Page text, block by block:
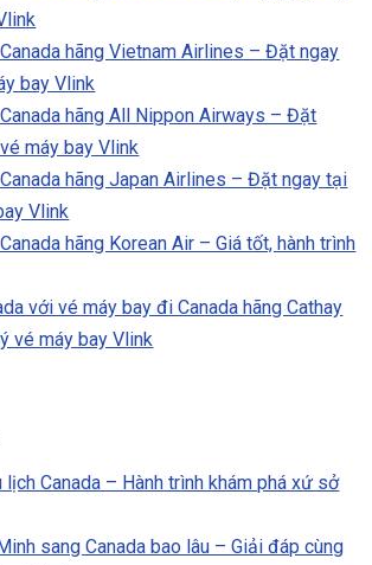
hãng Vietnam Airlines – Đặt ngay
bay Vlink
hãng All Nippon Airways – Đặt
máy bay Vlink
hãng Japan Airlines – Đặt ngay tại
Vlink
hãng Korean Air – Giá tốt, hành trình
với vé máy bay đi Canada hãng Cathay
vé máy bay Vlink
lịch Canada – Hành trình khám phá xứ sở
sang Canada bao lâu – Giải đáp cùng